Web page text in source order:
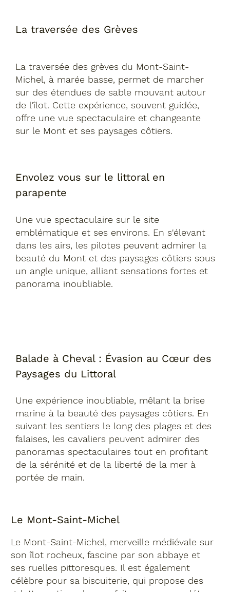
La traversée des Grèves
La traversée des grèves du Mont-Saint-
Michel, à marée basse, permet de marcher
sur des étendues de sable mouvant autour
de l'îlot. Cette expérience, souvent guidée,
offre une vue spectaculaire et changeante
sur le Mont et ses paysages côtiers.
Envolez vous sur le littoral en
parapente
Une vue spectaculaire sur le site
emblématique et ses environs. En s'élevant
dans les airs, les pilotes peuvent admirer la
beauté du Mont et des paysages côtiers sous
un angle unique, alliant sensations fortes et
panorama inoubliable.
Balade à Cheval : Évasion au Cœur des
Paysages du Littoral
Une expérience inoubliable, mêlant la brise
marine à la beauté des paysages côtiers. En
suivant les sentiers le long des plages et des
falaises, les cavaliers peuvent admirer des
panoramas spectaculaires tout en profitant
de la sérénité et de la liberté de la mer à
portée de main.
Le Mont-Saint-Michel
Le Mont-Saint-Michel, merveille médiévale sur
son îlot rocheux, fascine par son abbaye et
ses ruelles pittoresques. Il est également
célèbre pour sa biscuiterie, qui propose des